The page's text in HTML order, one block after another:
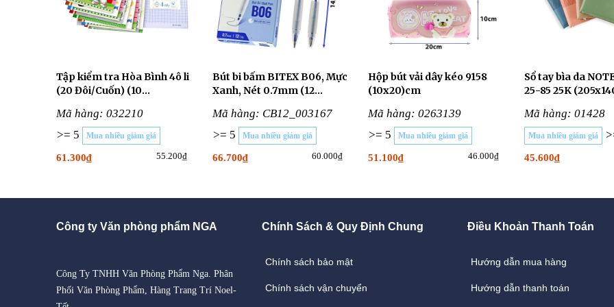
Tập kiểm tra Hòa Bình 4ô li
(20 Đôi/Cuốn) (10
Mã hàng: 032210
>= 5
Mua nhiều giảm giá
61.300₫ 55.200₫
Bút bi bấm BITEX B06, Mực
Xanh, Nét 0.7mm (12
Mã hàng: CB12_003167
>= 5
Mua nhiều giảm giá
66.700₫ 60.000₫
Hộp bút vải dây kéo 9158
(10x20)cm
Mã hàng: 0263139
>= 5
Mua nhiều giảm giá
51.100₫ 46.000₫
Sổ tay bìa da
25-85 25K
Mã hàng: 01428
Mua nhiều giảm giá
45.600₫
Công ty Văn phòng phẩm NGA
Công Ty TNHH Văn Phòng Phẩm Nga. Phân
Phối Văn Phòng Phẩm, Hàng Trang Trí Noel-
Chính Sách & Quy Định Chung
Chính sách bảo mật
Chính sách vận chuyển
Điều Khoản Thanh Toán
Hướng dẫn mua hàng
Hướng dẫn thanh toán